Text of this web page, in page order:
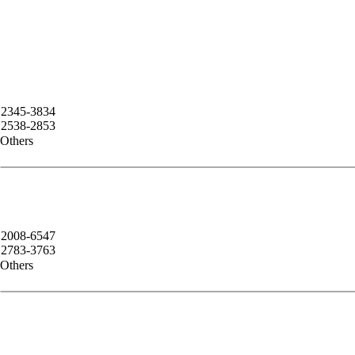
2345-3834
2538-2853
Others
2008-6547
2783-3763
Others